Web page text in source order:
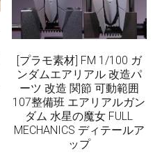
[プラモ素材] FM 1/100 ガ
ンダムエアリアル 改造パ
ーツ 改造 関節 可動範囲
107整備班 エアリアルガン
ダム 水星の魔女 FULL
MECHANICS ディテールア
ップ